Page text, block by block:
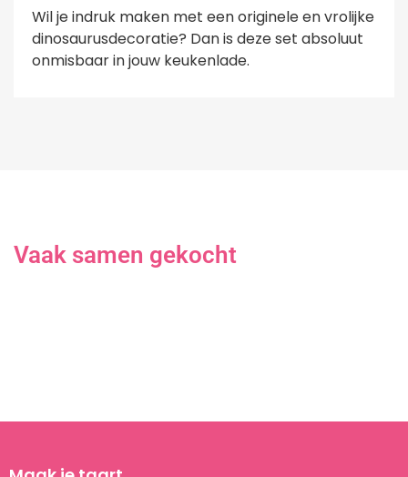
Wil je indruk maken met een originele en vrolijke
dinosaurusdecoratie? Dan is deze set absoluut
onmisbaar in jouw keukenlade.
Vaak samen gekocht